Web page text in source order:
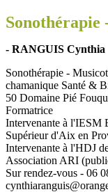
Sonothérapie
- RANGUIS Cynthia
Sonothérapie -
chamanique Santé &
50 Domaine Pié
Formatrice
Intervenante à l'IESM
Supérieur d'Aix en
Intervenante à l'HDJ
Association ARI
Sur rendez-vous - 06